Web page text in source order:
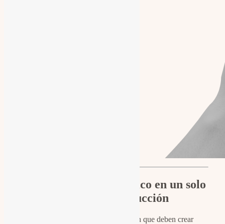
Contenido estratégico en un solo
día de producción
Muchos profesionales saben que deben crear